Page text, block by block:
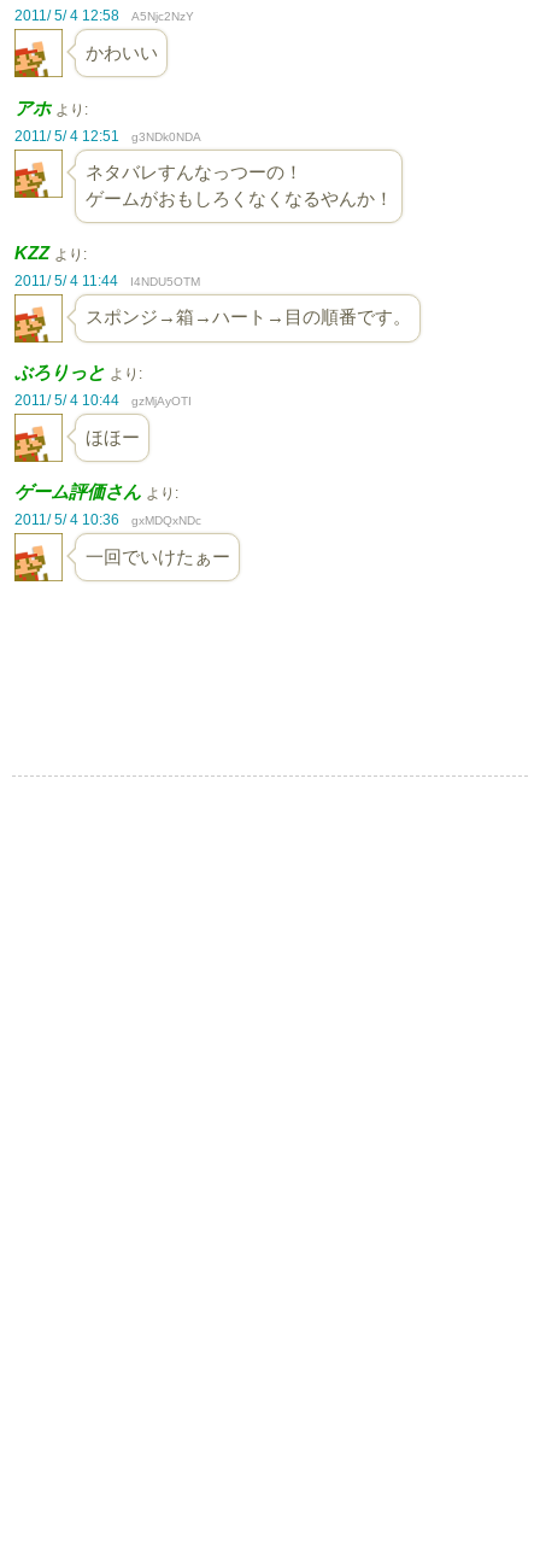
2011/ 5/ 4 12:58
A5Njc2NzY
かわいい
アホ より:
2011/ 5/ 4 12:51
g3NDk0NDA
ネタバレすんなっつーの！
ゲームがおもしろくなくなるやんか！
KZZ より:
2011/ 5/ 4 11:44
I4NDU5OTM
スポンジ→箱→ハート→目の順番です。
ぶろりっと より:
2011/ 5/ 4 10:44
gzMjAyOTI
ほほー
ゲーム評価さん より:
2011/ 5/ 4 10:36
gxMDQxNDc
一回でいけたぁー